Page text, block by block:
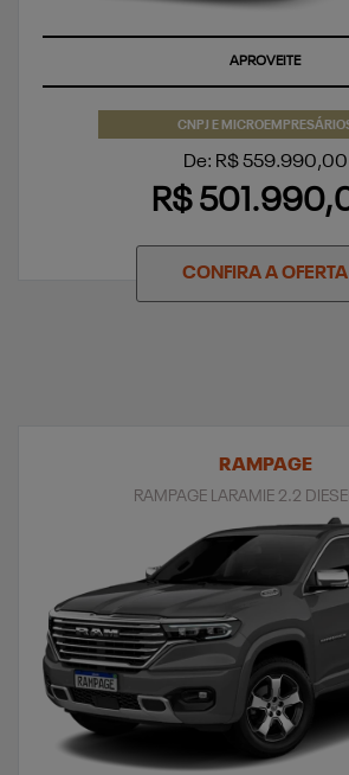
APROVEITE
CNPJ E
De: R$ 559.990,00
R$
CONFIRA A OFERTA
RAMPAGE
RAMPAGE LARAMIE 2.2